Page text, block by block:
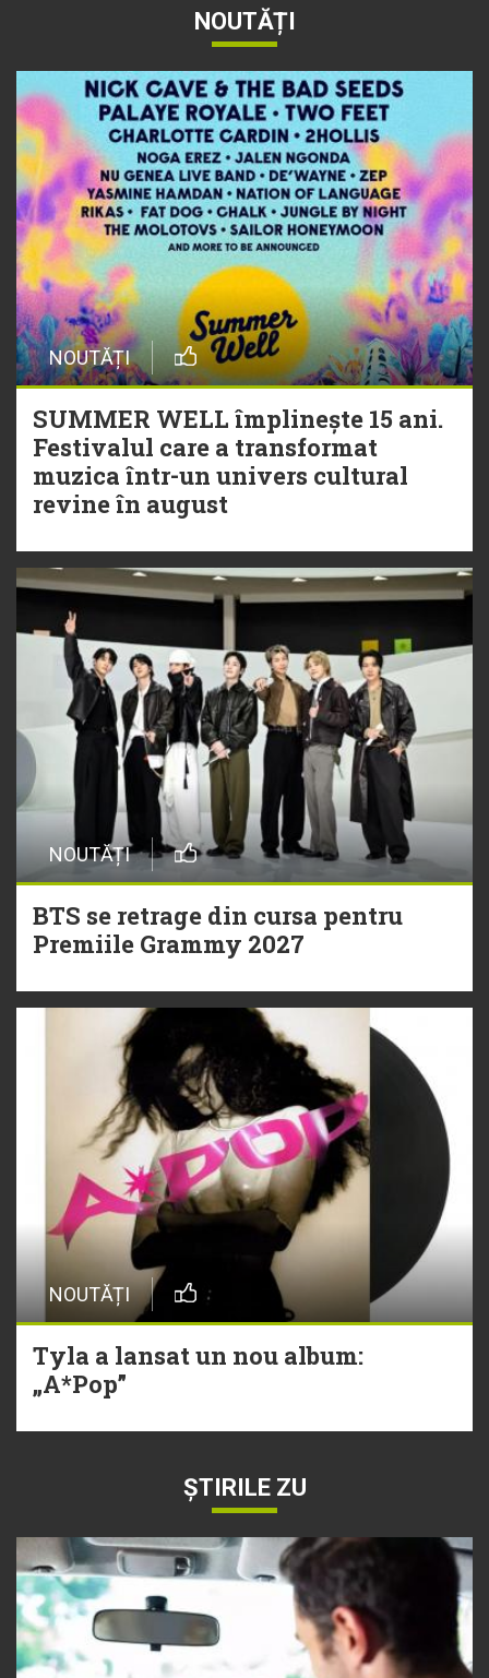
NOUTĂȚI
NOUTĂȚI
SUMMER WELL împlinește 15 ani.
Festivalul care a transformat
muzica într-un univers cultural
revine în august
NOUTĂȚI
BTS se retrage din cursa pentru
Premiile Grammy 2027
NOUTĂȚI
Tyla a lansat un nou album:
„A*Pop”
ȘTIRILE ZU